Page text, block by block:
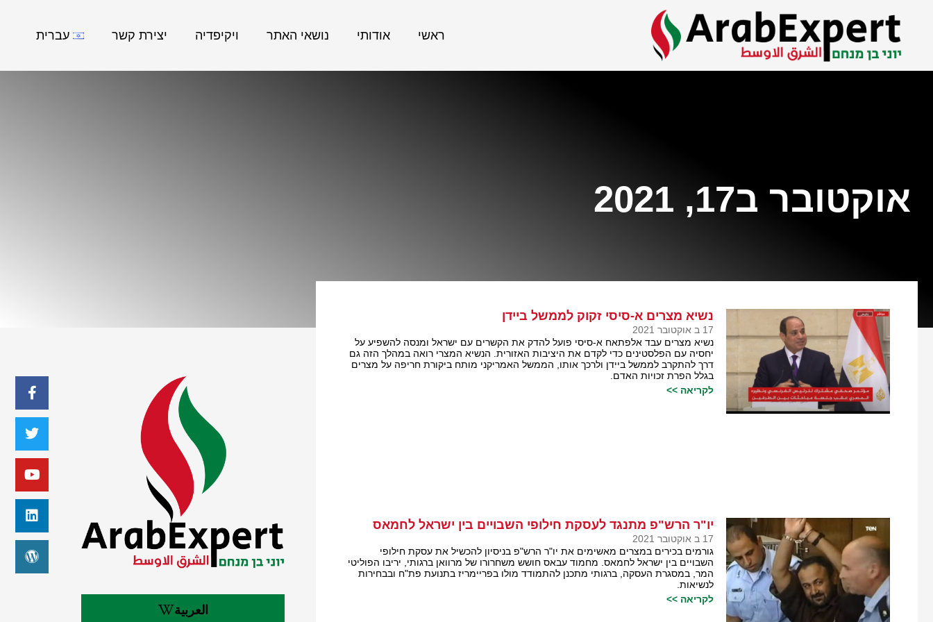
ראשי אודותי נושאי האתר ויקיפדיה יצירת קשר עברית
אוקטובר ב17, 2021
נשיא מצרים א-סיסי זקוק לממשל ביידן
17 ב אוקטובר 2021
נשיא מצרים עבד אלפתאח א-סיסי פועל להדק את הקשרים עם ישראל ומנסה להשפיע על
יחסיה עם הפלסטינים כדי לקדם את היציבות האזורית. הנשיא המצרי רואה במהלך הזה גם
דרך להתקרב לממשל ביידן ולרכך אותו, הממשל האמריקני מותח ביקורת חריפה על מצרים
בגלל הפרת זכויות האדם.
לקריאה >>
יו"ר הרש"פ מתנגד לעסקת חילופי השבויים בין ישראל לחמאס
17 ב אוקטובר 2021
גורמים בכירים במצרים מאשימים את יו"ר הרש"פ בניסיון להכשיל את עסקת חילופי
השבויים בין ישראל לחמאס. מחמוד עבאס חושש משחרורו של מרוואן ברגותי, יריבו הפוליטי
המר, במסגרת העסקה, ברגותי מתכנן להתמודד מולו בפריימריז בתנועת פת"ח ובבחירות
לנשיאות.
לקריאה >>
العربية